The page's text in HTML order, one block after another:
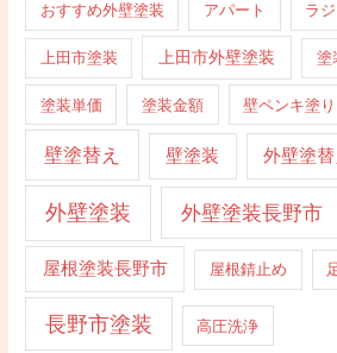
おすすめ外壁塗装 アパート ラ
上田市塗装 上田市外壁塗装 塗
塗装単価 塗装金額 壁ペンキ塗り
壁塗替え 壁塗装 外壁塗替
外壁塗装 外壁塗装長野市
屋根塗装長野市 屋根錆止め
長野市塗装 高圧洗浄